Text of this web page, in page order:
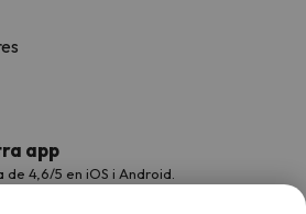
app
4,6/5 en iOS i Android.